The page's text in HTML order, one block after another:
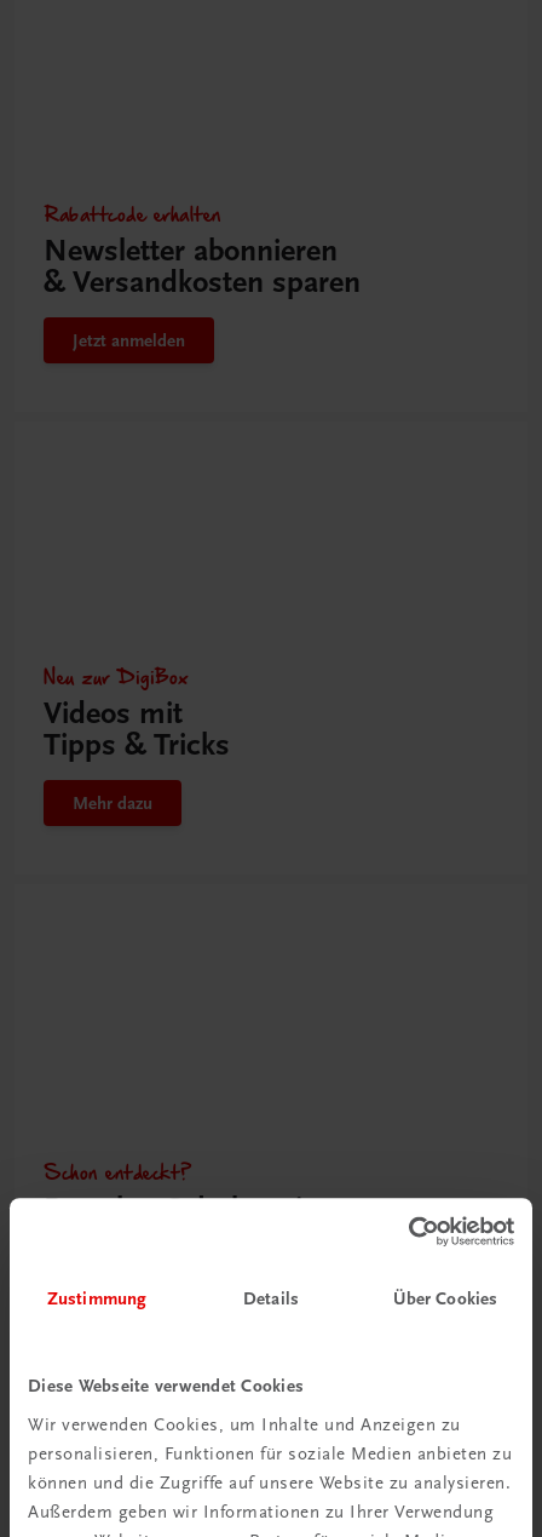
Zustimmung Details Über Cookies
Diese Webseite verwendet Cookies
Wir verwenden Cookies, um Inhalte und Anzeigen zu
personalisieren, Funktionen für soziale Medien anbieten zu
können und die Zugriffe auf unsere Website zu analysieren.
Außerdem geben wir Informationen zu Ihrer Verwendung
Rabattcode erhalten
Newsletter abonnieren
& Versandkosten sparen
Jetzt anmelden
Neu zur DigiBox
Videos mit
Tipps & Tricks
Mehr dazu
Schon entdeckt?
Ratgeber Schulpraxis